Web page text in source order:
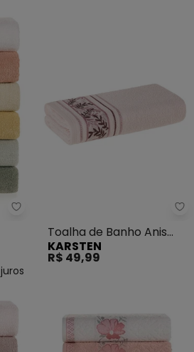
Karsten - Toalha de Banho
juros
Toalha de Banho Anis
(Marshmallow/Rosa)
KARSTEN
R$ 49,99